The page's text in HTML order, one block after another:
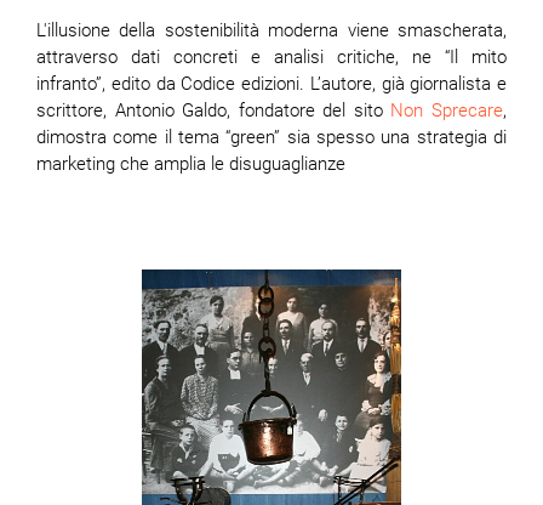
L'illusione della sostenibilità moderna viene smascherata,
attraverso dati concreti e analisi critiche, ne “Il mito
infranto”, edito da Codice edizioni. L’autore, già giornalista e
scrittore, Antonio Galdo, fondatore del sito Non Sprecare,
dimostra come il tema “green” sia spesso una strategia di
marketing che amplia le disuguaglianze